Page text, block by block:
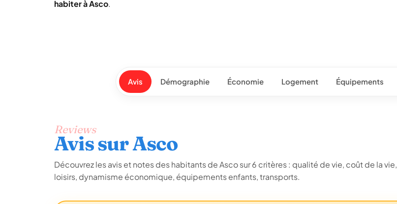
habiter à Asco.
Avis Démographie Économie Logement Équipements
Reviews
Avis sur Asco
Découvrez les avis et notes des habitants de Asco sur 6 critères : qualité de vie, coût de la vie,
loisirs, dynamisme économique, équipements enfants, transports.